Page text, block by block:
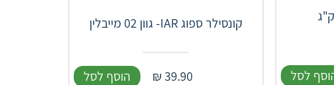
לסל
קונסילר ספוג IAR- גוון 02 מייבלין
39.90
₪ הוסף לסל